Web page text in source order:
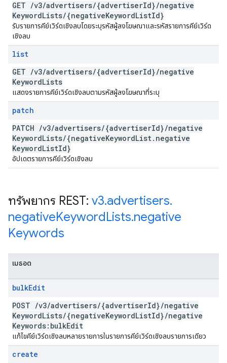
GET /v3/advertisers/{advertiserId}/negative
KeywordLists/{negativeKeywordListId}
รับรายการคีย์เวิร์ดเชิงลบโดยระบุรหัสผู้ลงโฆษณาและรหัสรายการคีย์เวิร์ด
เชิงลบ
list
GET /v3/advertisers/{advertiserId}/negative
KeywordLists
แสดงรายการคีย์เวิร์ดเชิงลบตามรหัสผู้ลงโฆษณาที่ระบุ
patch
PATCH /v3/advertisers/{advertiserId}/negative
KeywordLists/{negativeKeywordList. negative
KeywordListId}
อัปเดตรายการคีย์เวิร์ดเชิงลบ
ทรัพยากร REST: v3.advertisers.
negativeKeywordLists.negative
Keywords
เมธอด
bulkEdit
POST /v3/advertisers/{advertiserId}/negative
KeywordLists/{negativeKeywordListId}/negative
Keywords:bulkEdit
แก้ไขคีย์เวิร์ดเชิงลบหลายรายการในรายการคีย์เวิร์ดเชิงลบรายการเดียว
create